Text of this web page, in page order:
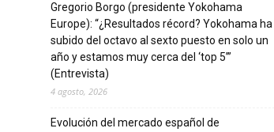
Gregorio Borgo (presidente Yokohama
Europe): “¿Resultados récord? Yokohama ha
subido del octavo al sexto puesto en solo un
año y estamos muy cerca del ‘top 5’”
(Entrevista)
4 agosto, 2026
Evolución del mercado español de